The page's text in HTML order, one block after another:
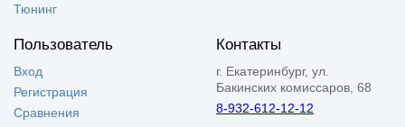
Тюнинг
Пользователь
Вход
Регистрация
Сравнения
Контакты
г. Екатеринбург, ул.
Бакинских комиссаров, 68
8-932-612-12-12